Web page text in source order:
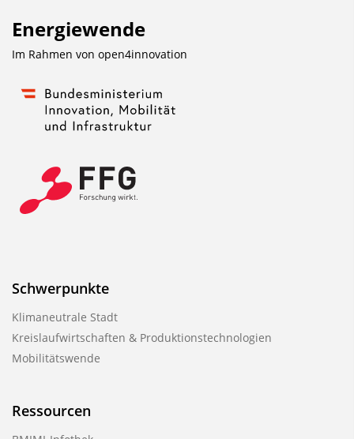
Energiewende
Im Rahmen von open4innovation
Schwerpunkte
Klimaneutrale Stadt
Kreislaufwirtschaften & Produktionstechnologien
Mobilitätswende
Ressourcen